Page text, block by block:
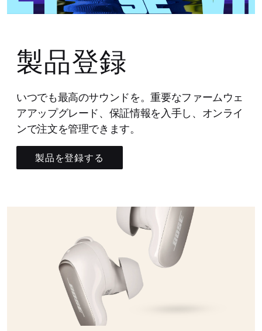
製品登録
いつでも最高のサウンドを。重要なファームウェ
アアップグレード、保証情報を入手し、オンライ
ンで注文を管理できます。
製品を登録する